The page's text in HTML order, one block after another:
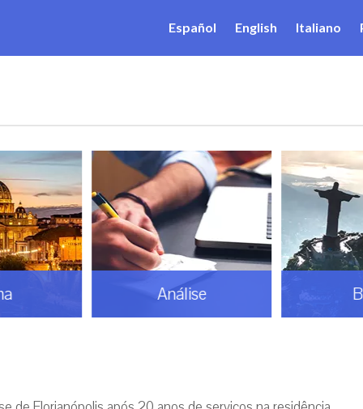
Español English Italiano
Análise